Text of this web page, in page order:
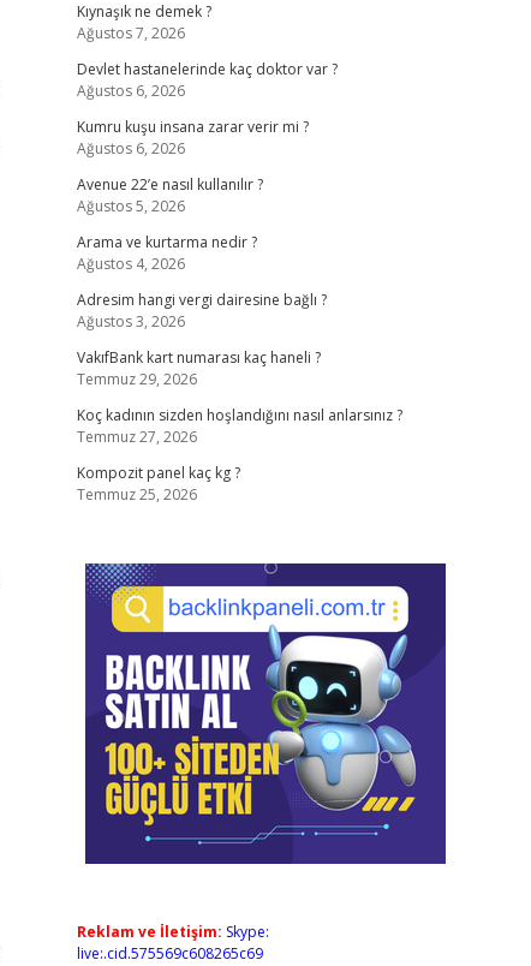
Kıynaşık ne demek ?
Ağustos 7, 2026
Devlet hastanelerinde kaç doktor var ?
Ağustos 6, 2026
Kumru kuşu insana zarar verir mi ?
Ağustos 6, 2026
Avenue 22’e nasıl kullanılır ?
Ağustos 5, 2026
Arama ve kurtarma nedir ?
Ağustos 4, 2026
Adresim hangi vergi dairesine bağlı ?
Ağustos 3, 2026
VakıfBank kart numarası kaç haneli ?
Temmuz 29, 2026
Koç kadının sizden hoşlandığını nasıl anlarsınız ?
Temmuz 27, 2026
Kompozit panel kaç kg ?
Temmuz 25, 2026
Reklam ve İletişim: Skype:
live:.cid.575569c608265c69